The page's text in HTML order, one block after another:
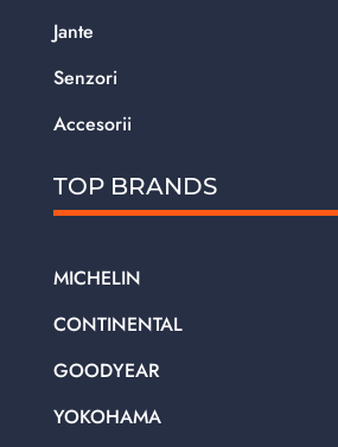
Jante
Senzori
Accesorii
TOP BRANDS
MICHELIN
CONTINENTAL
GOODYEAR
YOKOHAMA